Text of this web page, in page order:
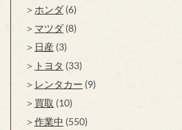
ホンダ (6)
マツダ (8)
日産 (3)
トヨタ (33)
レンタカー (9)
買取 (10)
作業中 (550)